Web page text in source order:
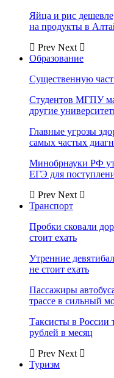
Яйца и рис
на продукты в
Prev Next
Образование
Существенную
Студентов МГПУ
другие
Главные угрозы
самых частых
Минобрнауки РФ
ЕГЭ для
Prev Next
Транспорт
Пробки сковали
стоит ехать
Утренние
не стоит ехать
Пассажиры
трассе в сильный
Таксисты в России
рублей в месяц
Prev Next
Туризм